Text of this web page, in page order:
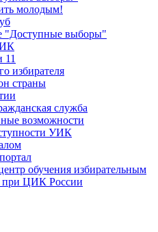
молодым!
"Доступные выборы"
11
избирателя
страны
служба
возможности
УИК
обучения избирательным
при ЦИК России